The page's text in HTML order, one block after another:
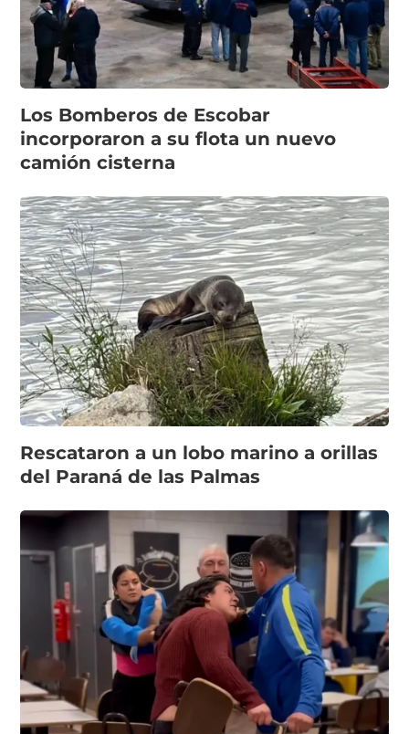
Los Bomberos de Escobar
incorporaron a su flota un nuevo
camión cisterna
Rescataron a un lobo marino a orillas
del Paraná de las Palmas